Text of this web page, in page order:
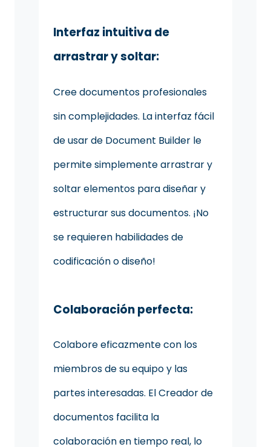
Interfaz intuitiva de
arrastrar y soltar:
Cree documentos profesionales
sin complejidades. La interfaz fácil
de usar de Document Builder le
permite simplemente arrastrar y
soltar elementos para diseñar y
estructurar sus documentos. ¡No
se requieren habilidades de
codificación o diseño!
Colaboración perfecta:
Colabore eficazmente con los
miembros de su equipo y las
partes interesadas. El Creador de
documentos facilita la
colaboración en tiempo real, lo